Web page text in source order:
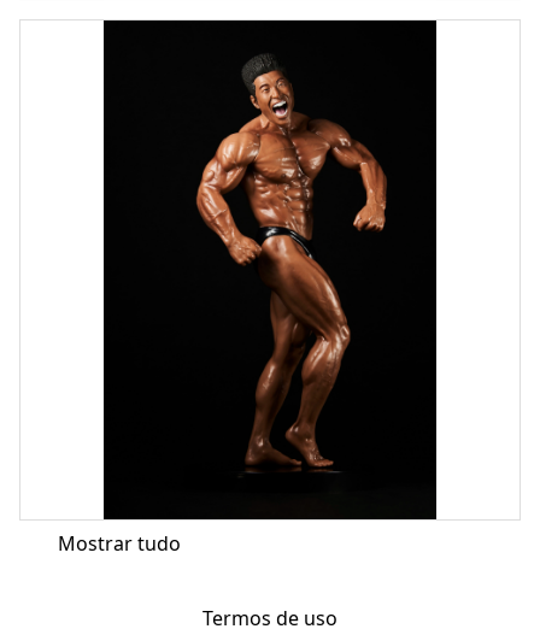
Mostrar tudo
Termos de uso